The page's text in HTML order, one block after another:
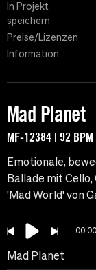
In Projekt
speichern
Preise/Lizenzen
Information
Mad Planet
MF-12384 | 92
Emotionale,
Ballade mit
'Mad World' von
00:00
Mad Planet